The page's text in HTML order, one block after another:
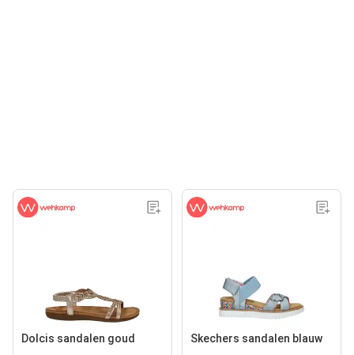
Dolcis sandalen goud Skechers sandalen blauw